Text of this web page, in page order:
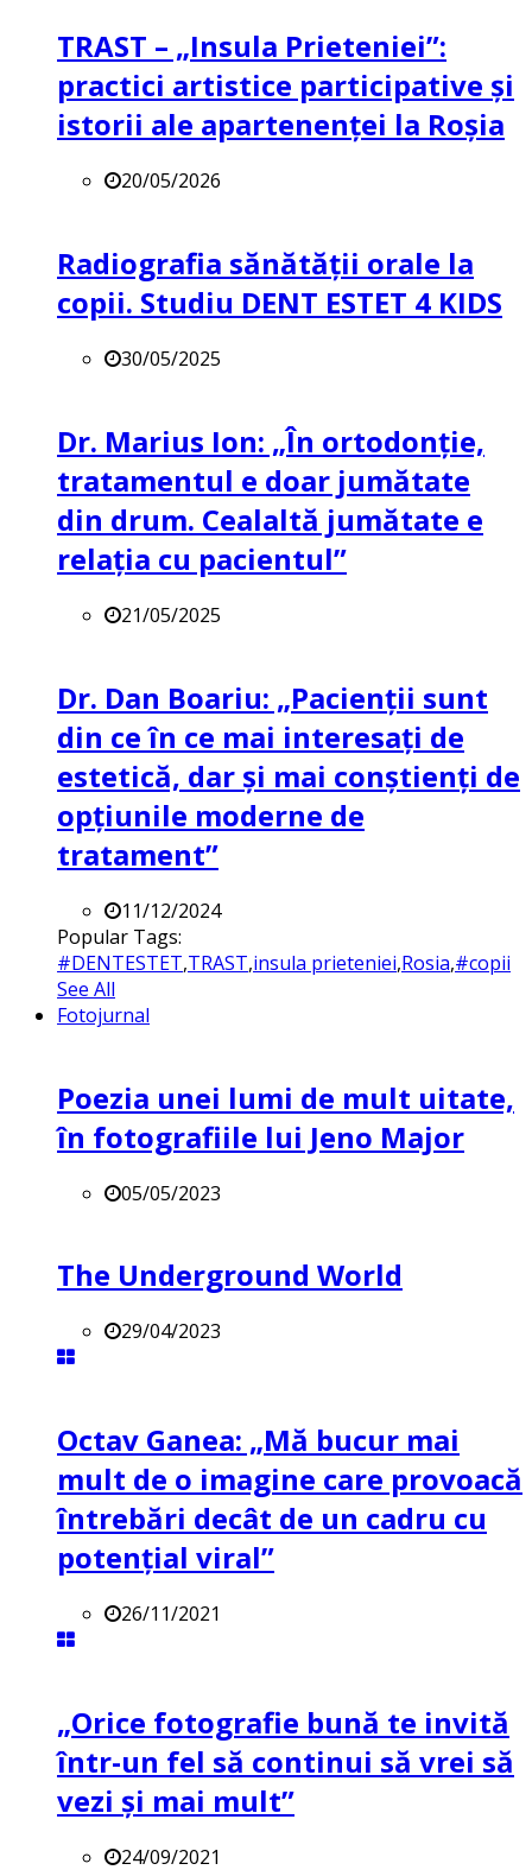
TRAST – „Insula Prieteniei”:
practici artistice participative și
istorii ale apartenenței la Roșia
20/05/2026
Radiografia sănătății orale la
copii. Studiu DENT ESTET 4 KIDS
30/05/2025
Dr. Marius Ion: „În ortodonție,
tratamentul e doar jumătate
din drum. Cealaltă jumătate e
relația cu pacientul”
21/05/2025
Dr. Dan Boariu: „Pacienții sunt
din ce în ce mai interesați de
estetică, dar și mai conștienți de
opțiunile moderne de
tratament”
11/12/2024
Popular Tags:
#DENTESTET,TRAST,insula prieteniei,Rosia,#copii
See All
Fotojurnal
Poezia unei lumi de mult uitate,
în fotografiile lui Jeno Major
05/05/2023
The Underground World
29/04/2023
Octav Ganea: „Mă bucur mai
mult de o imagine care provoacă
întrebări decât de un cadru cu
potenţial viral”
26/11/2021
„Orice fotografie bună te invită
într-un fel să continui să vrei să
vezi și mai mult”
24/09/2021